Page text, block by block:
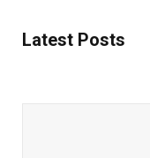
Latest Posts